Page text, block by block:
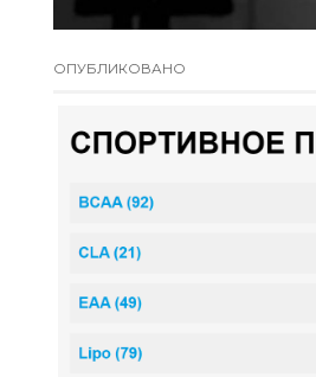
ОПУБЛИКОВАНО